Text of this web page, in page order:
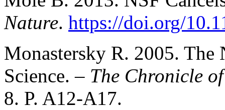
Nature. https://doi.org/
Monastersky R. 2005. The
Science. – The Chronicle
8. P. A12-A17.